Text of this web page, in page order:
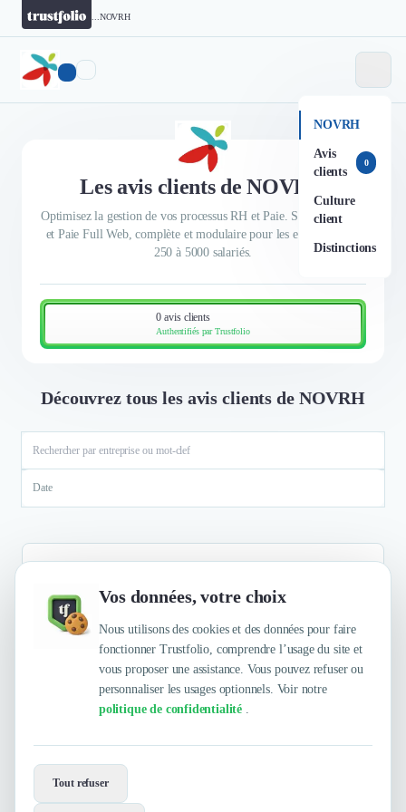
Vos données, votre choix
Nous utilisons des cookies et des données pour faire
fonctionner Trustfolio, comprendre l’usage du site et
vous proposer une assistance. Vous pouvez refuser ou
personnaliser les usages optionnels. Voir notre
politique de confidentialité .
Tout refuser
NOVRH
NOVRH
Avis
clients
0
Culture
client
Distinctions
Les avis clients de NOVRH
Optimisez la gestion de vos processus RH et Paie. Solution SIRH
et Paie Full Web, complète et modulaire pour les entreprises de
250 à 5000 salariés.
0 avis clients
Authentifiés par Trustfolio
Découvrez tous les avis clients de NOVRH
Date
Aucun résultat